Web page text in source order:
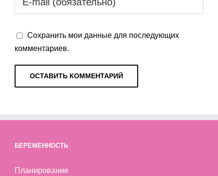
Сохранить мои данные для последующих
комментариев.
БЕРЕМЕННОСТЬ
Планирование